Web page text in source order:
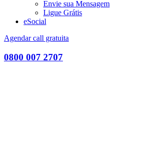
Envie sua Mensagem
Ligue Grátis
eSocial
Agendar call gratuita
0800 007 2707